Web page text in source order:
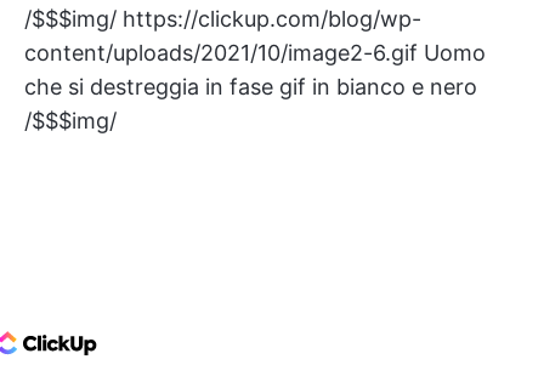
/$$$img/ https://clickup.com/blog/wp-
content/uploads/2021/10/image2-6.gif Uomo
che si destreggia in fase gif in bianco e nero
/$$$img/
Logo